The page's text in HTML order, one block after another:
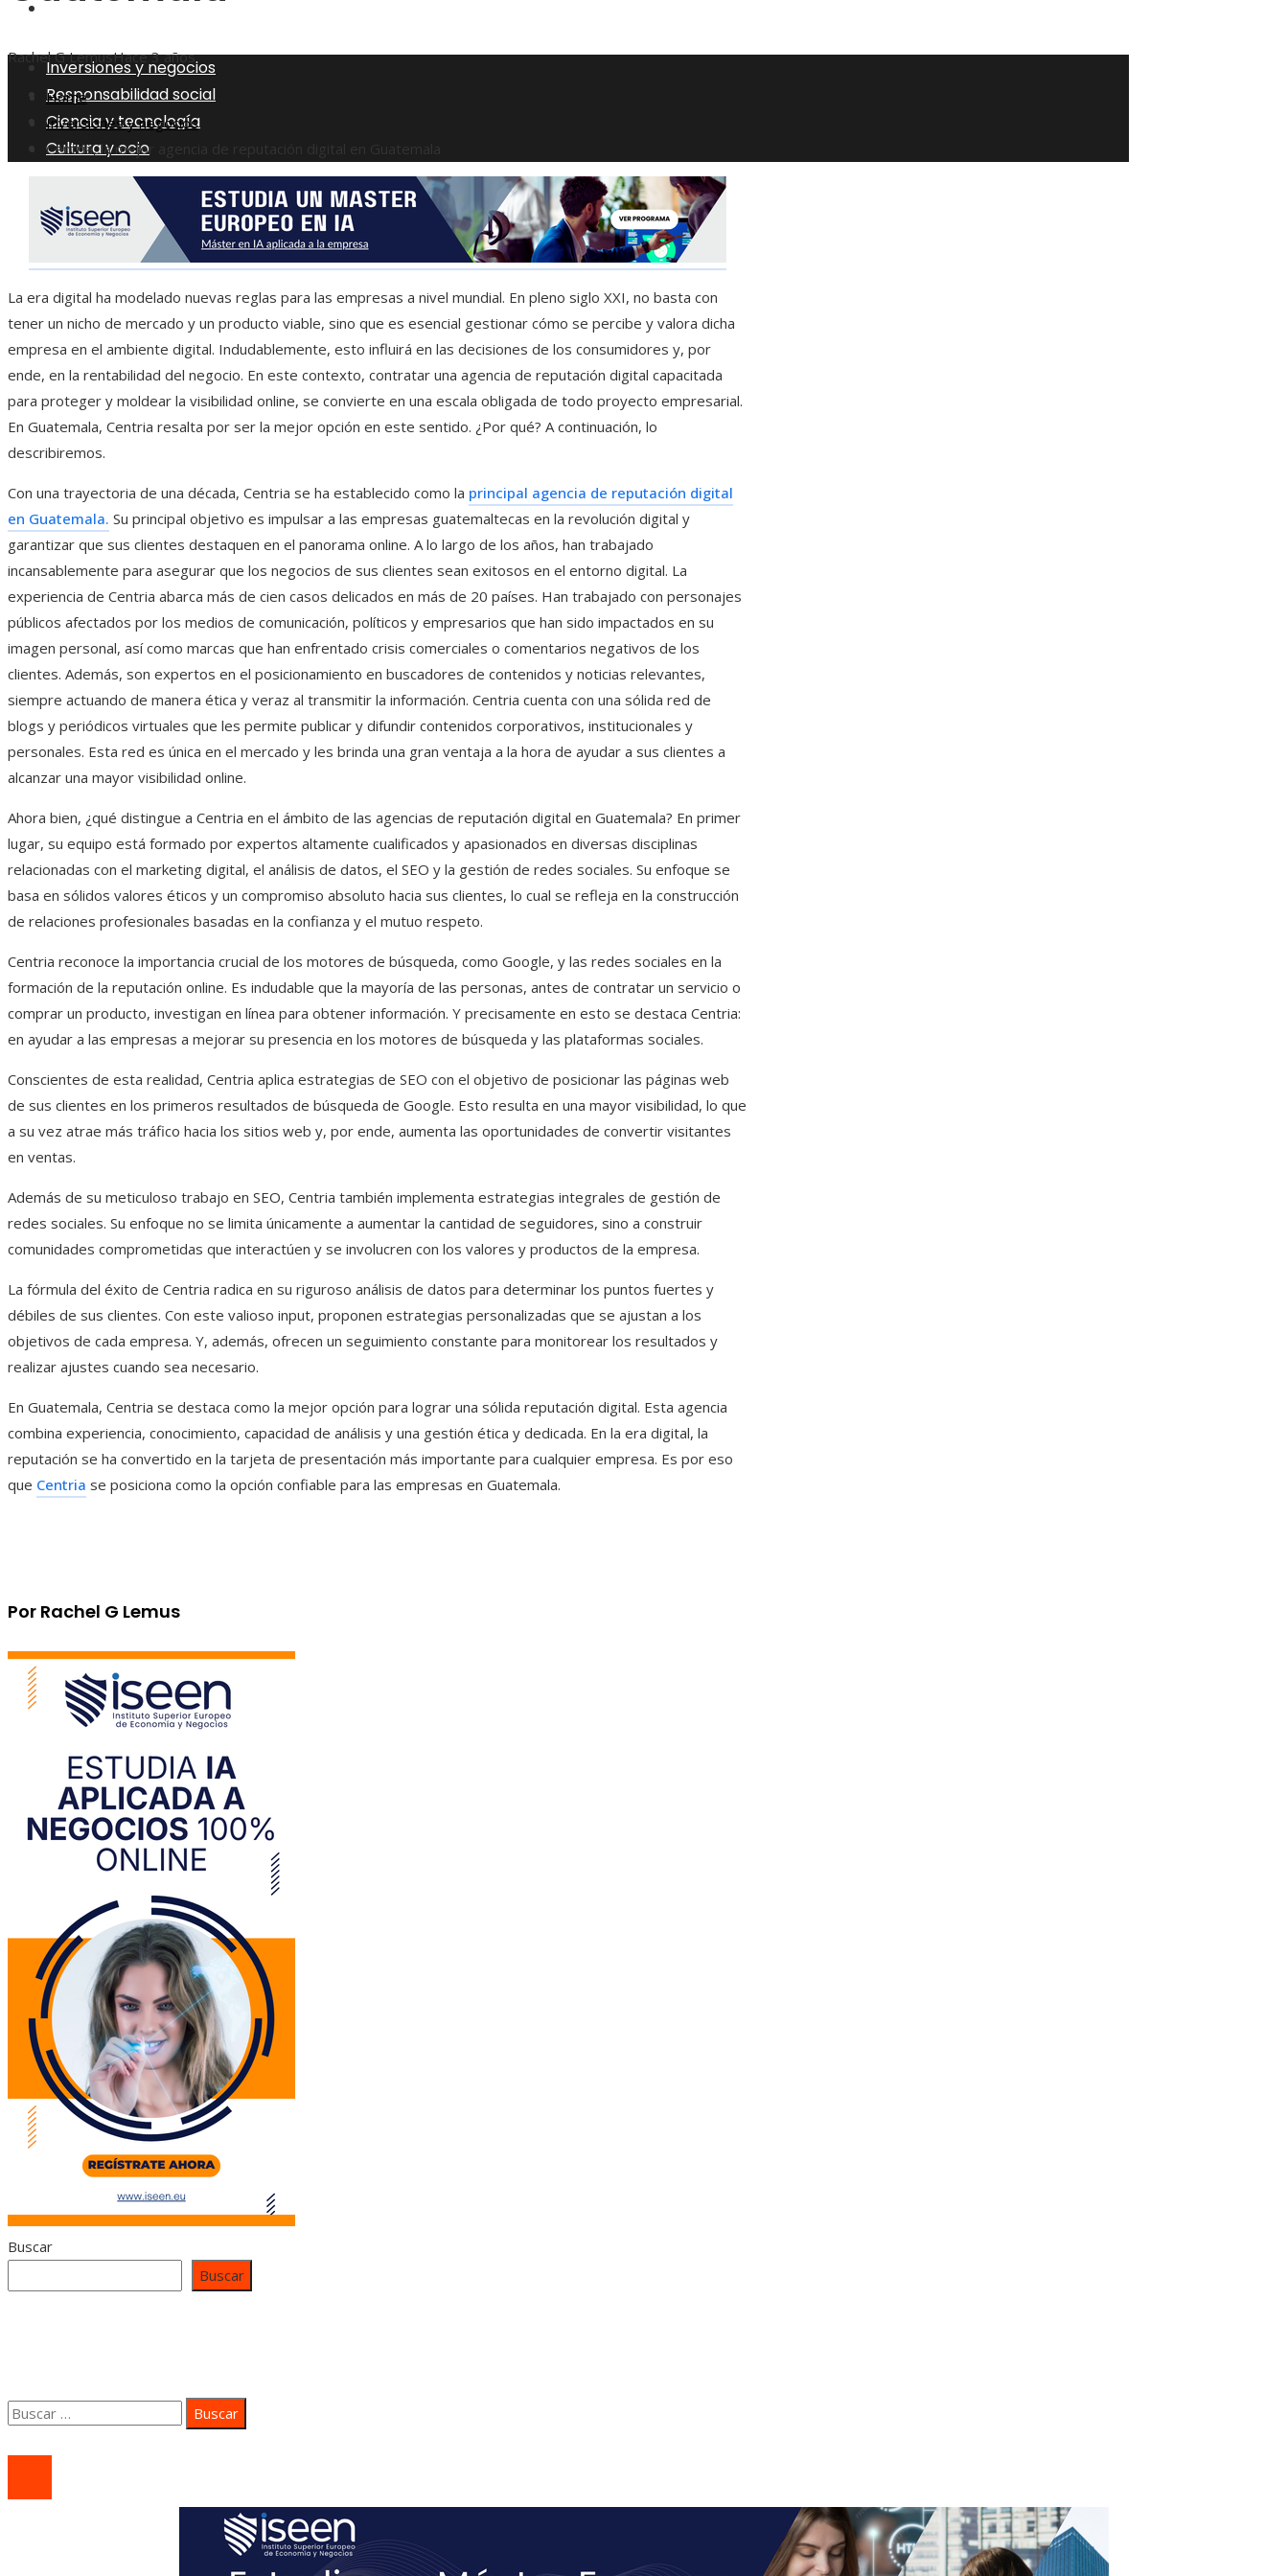
Cultura y ocio
Inversiones y negocios
Responsabilidad social
Ciencia y tecnología
Cultura y ocio
Rachel G LemusHace 3 años
Home
Inversiones y negocios
Centria, la mejor agencia de reputación digital en Guatemala
La era digital ha modelado nuevas reglas para las empresas a nivel mundial. En pleno siglo XXI, no basta con
tener un nicho de mercado y un producto viable, sino que es esencial gestionar cómo se percibe y valora dicha
empresa en el ambiente digital. Indudablemente, esto influirá en las decisiones de los consumidores y, por
ende, en la rentabilidad del negocio. En este contexto, contratar una agencia de reputación digital capacitada
para proteger y moldear la visibilidad online, se convierte en una escala obligada de todo proyecto empresarial.
En Guatemala, Centria resalta por ser la mejor opción en este sentido. ¿Por qué? A continuación, lo
describiremos.
Con una trayectoria de una década, Centria se ha establecido como la principal agencia de reputación digital
en Guatemala. Su principal objetivo es impulsar a las empresas guatemaltecas en la revolución digital y
garantizar que sus clientes destaquen en el panorama online. A lo largo de los años, han trabajado
incansablemente para asegurar que los negocios de sus clientes sean exitosos en el entorno digital. La
experiencia de Centria abarca más de cien casos delicados en más de 20 países. Han trabajado con personajes
públicos afectados por los medios de comunicación, políticos y empresarios que han sido impactados en su
imagen personal, así como marcas que han enfrentado crisis comerciales o comentarios negativos de los
clientes. Además, son expertos en el posicionamiento en buscadores de contenidos y noticias relevantes,
siempre actuando de manera ética y veraz al transmitir la información. Centria cuenta con una sólida red de
blogs y periódicos virtuales que les permite publicar y difundir contenidos corporativos, institucionales y
personales. Esta red es única en el mercado y les brinda una gran ventaja a la hora de ayudar a sus clientes a
alcanzar una mayor visibilidad online.
Ahora bien, ¿qué distingue a Centria en el ámbito de las agencias de reputación digital en Guatemala? En primer
lugar, su equipo está formado por expertos altamente cualificados y apasionados en diversas disciplinas
relacionadas con el marketing digital, el análisis de datos, el SEO y la gestión de redes sociales. Su enfoque se
basa en sólidos valores éticos y un compromiso absoluto hacia sus clientes, lo cual se refleja en la construcción
de relaciones profesionales basadas en la confianza y el mutuo respeto.
Centria reconoce la importancia crucial de los motores de búsqueda, como Google, y las redes sociales en la
formación de la reputación online. Es indudable que la mayoría de las personas, antes de contratar un servicio o
comprar un producto, investigan en línea para obtener información. Y precisamente en esto se destaca Centria:
en ayudar a las empresas a mejorar su presencia en los motores de búsqueda y las plataformas sociales.
Conscientes de esta realidad, Centria aplica estrategias de SEO con el objetivo de posicionar las páginas web
de sus clientes en los primeros resultados de búsqueda de Google. Esto resulta en una mayor visibilidad, lo que
a su vez atrae más tráfico hacia los sitios web y, por ende, aumenta las oportunidades de convertir visitantes
en ventas.
Además de su meticuloso trabajo en SEO, Centria también implementa estrategias integrales de gestión de
redes sociales. Su enfoque no se limita únicamente a aumentar la cantidad de seguidores, sino a construir
comunidades comprometidas que interactúen y se involucren con los valores y productos de la empresa.
La fórmula del éxito de Centria radica en su riguroso análisis de datos para determinar los puntos fuertes y
débiles de sus clientes. Con este valioso input, proponen estrategias personalizadas que se ajustan a los
objetivos de cada empresa. Y, además, ofrecen un seguimiento constante para monitorear los resultados y
realizar ajustes cuando sea necesario.
En Guatemala, Centria se destaca como la mejor opción para lograr una sólida reputación digital. Esta agencia
combina experiencia, conocimiento, capacidad de análisis y una gestión ética y dedicada. En la era digital, la
reputación se ha convertido en la tarjeta de presentación más importante para cualquier empresa. Es por eso
que Centria se posiciona como la opción confiable para las empresas en Guatemala.
Por Rachel G Lemus
Buscar
Buscar
Buscar: